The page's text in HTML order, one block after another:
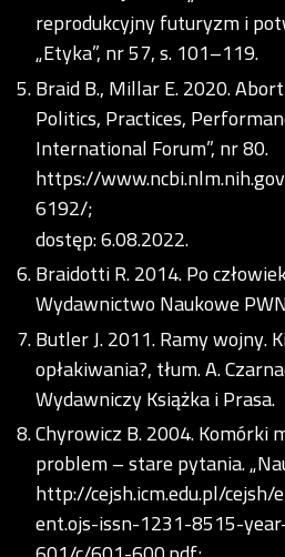
reprodukcyjny futuryzm i
„Etyka”, nr 57, s. 101–119.
Braid B., Millar E. 2020.
Politics, Practices,
International Forum”, nr 80.
https://
6192/;
dostęp: 6.08.2022.
Braidotti R. 2014. Po
Wydawnictwo Naukowe
Butler J. 2011. Ramy wojny.
opłakiwania?, tłum. A.
Wydawniczy Książka i Prasa.
Chyrowicz B. 2004. Komórki
problem – stare pytania.
http://cejsh.icm.edu.pl/
ent.ojs-issn-1231-8515-